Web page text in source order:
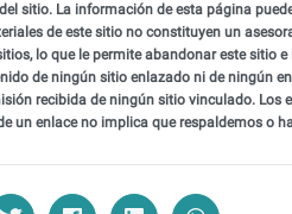
sitio. La información de esta página
de este sitio no constituyen un
lo que le permite abandonar este sitio
de ningún sitio enlazado ni de ningún
recibida de ningún sitio vinculado. Los
un enlace no implica que respaldemos o